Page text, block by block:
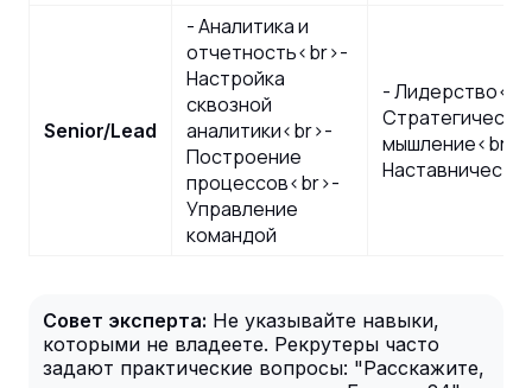
Senior/Lead
- Аналитика и
отчетность<br>-
Настройка
сквозной
аналитики<br>-
Построение
процессов<br>-
Управление
командой
-
мышление<br>-
Совет эксперта: Не указывайте навыки,
которыми не владеете. Рекрутеры часто
задают практические вопросы: "Расскажите,